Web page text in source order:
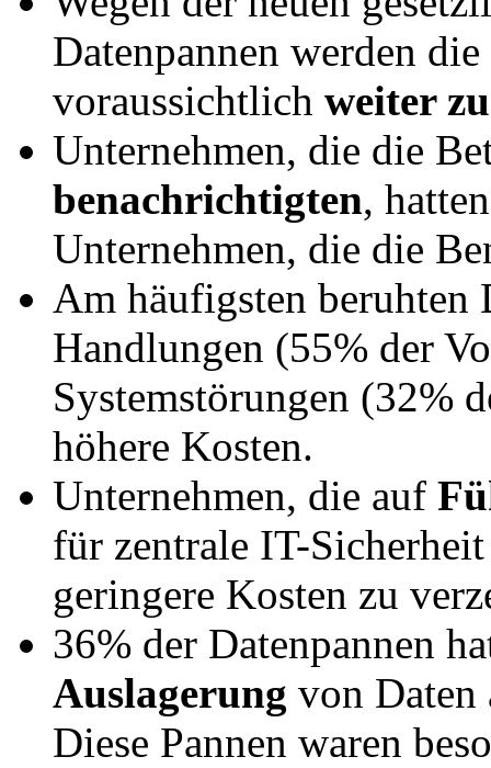
Datenpannen werden
voraussichtlich weiter
Unternehmen, die die
benachrichtigten,
Unternehmen, die die
Am häufigsten beruhten
Handlungen (55% der
Systemstörungen (32%
höhere Kosten.
Unternehmen, die auf
für zentrale IT-
geringere Kosten zu
36% der Datenpannen
Auslagerung von Daten
Diese Pannen waren